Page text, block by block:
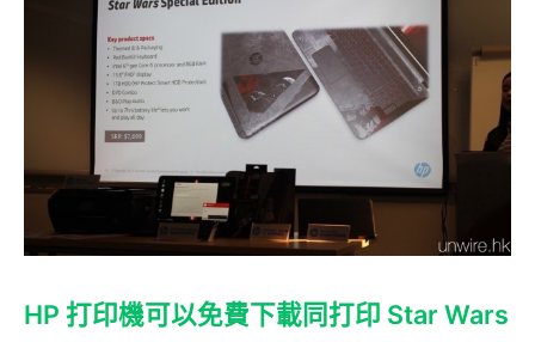
HP 打印機可以免費下載同打印 Star Wars